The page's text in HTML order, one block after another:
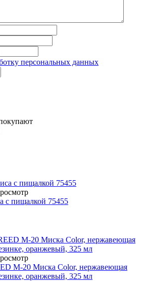
персональных данных
с пищалкой 75455
М-20 Миска Color, нержавеющая
оранжевый, 325 мл